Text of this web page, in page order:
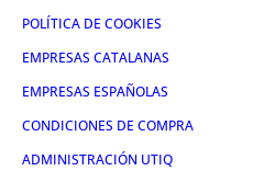
POLÍTICA DE COOKIES
EMPRESAS CATALANAS
EMPRESAS ESPAÑOLAS
CONDICIONES DE COMPRA
ADMINISTRACIÓN UTIQ